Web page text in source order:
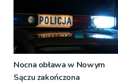
Nocna obława w Nowym
Sączu zakończona